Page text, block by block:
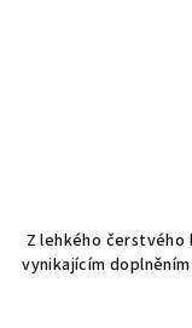
Z lehkého čerstvého
vynikajícím